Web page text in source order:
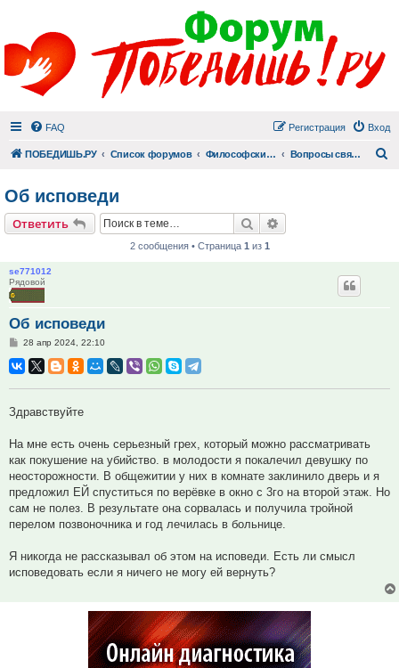
FAQ Вход
Регистрация
ПОБЕДИШЬ.РУ Список форумов Философский раздел Вопросы священнику
Об исповеди
Ответить Поиск
2 сообщения • Страница 1 из 1
se771012
Рядовой
Об исповеди
Сообщение
28 апр 2024, 22:10
Здравствуйте
На мне есть очень серьезный грех, который можно рассматривать
как покушение на убийство. в молодости я покалечил девушку по
неосторожности. В общежитии у них в комнате заклинило дверь и я
предложил ЕЙ спуститься по верёвке в окно с 3го на второй этаж. Но
сам не полез. В результате она сорвалась и получила тройной
перелом позвоночника и год лечилась в больнице.
Я никогда не рассказывал об этом на исповеди. Есть ли смысл
исповедовать если я ничего не могу ей вернуть?